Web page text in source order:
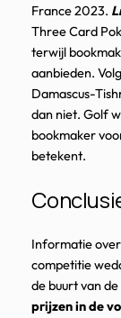
France 2023.
Three Card
terwijl
aanbieden.
Damascus-
dan niet. Golf
bookmaker
betekent.
Informatie
competitie
de buurt van
prijzen in de